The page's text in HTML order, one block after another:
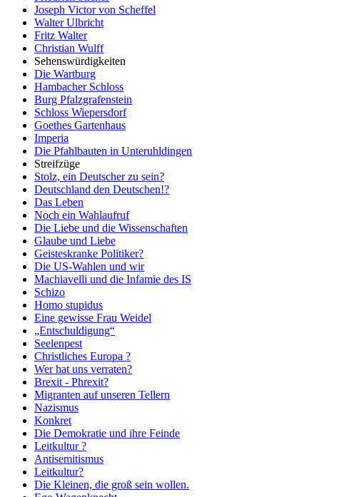
Joseph Victor von Scheffel
Walter Ulbricht
Fritz Walter
Christian Wulff
Sehenswürdigkeiten
Die Wartburg
Hambacher Schloss
Burg Pfalzgrafenstein
Schloss Wiepersdorf
Goethes Gartenhaus
Imperia
Die Pfahlbauten in Unteruhldingen
Streifzüge
Stolz, ein Deutscher zu sein?
Deutschland den Deutschen!?
Das Leben
Noch ein Wahlaufruf
Die Liebe und die Wissenschaften
Glaube und Liebe
Geisteskranke Politiker?
Die US-Wahlen und wir
Machiavelli und die Infamie des IS
Schizo
Homo stupidus
Eine gewisse Frau Weidel
„Entschuldigung“
Seelenpest
Christliches Europa ?
Wer hat uns verraten?
Brexit - Phrexit?
Migranten auf unseren Tellern
Nazismus
Konkret
Die Demokratie und ihre Feinde
Leitkultur ?
Antisemitismus
Leitkultur?
Die Kleinen, die groß sein wollen.